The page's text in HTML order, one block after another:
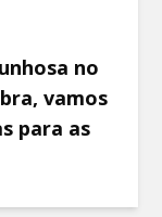
no
vamos
para as